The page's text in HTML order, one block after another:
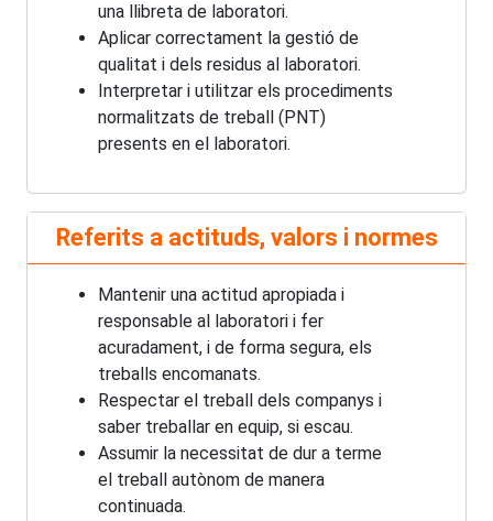
una llibreta de laboratori.
Aplicar correctament la gestió de
qualitat i dels residus al laboratori.
Interpretar i utilitzar els procediments
normalitzats de treball (PNT)
presents en el laboratori.
Referits a actituds, valors i normes
Mantenir una actitud apropiada i
responsable al laboratori i fer
acuradament, i de forma segura, els
treballs encomanats.
Respectar el treball dels companys i
saber treballar en equip, si escau.
Assumir la necessitat de dur a terme
el treball autònom de manera
continuada.